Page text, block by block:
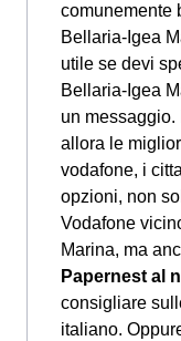
comunemente
Bellaria-Igea
utile se devi
Bellaria-Igea
un messaggio.
allora le
vodafone, i
opzioni, non
Vodafone
Marina, ma
Papernest al
consigliare
italiano.